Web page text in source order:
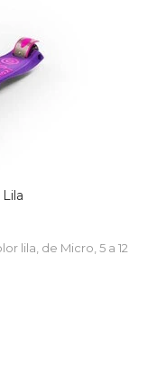
lila, de Micro, 5 a 12